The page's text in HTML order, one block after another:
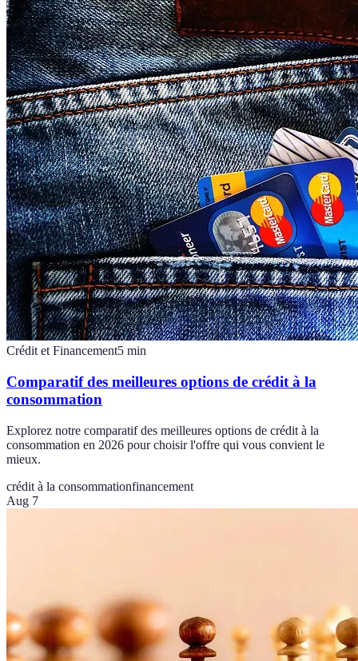
Crédit et Financement5 min
Comparatif des meilleures options de crédit à la
consommation
Explorez notre comparatif des meilleures options de crédit à la
consommation en 2026 pour choisir l'offre qui vous convient le
mieux.
crédit à la consommationfinancement
Aug 7